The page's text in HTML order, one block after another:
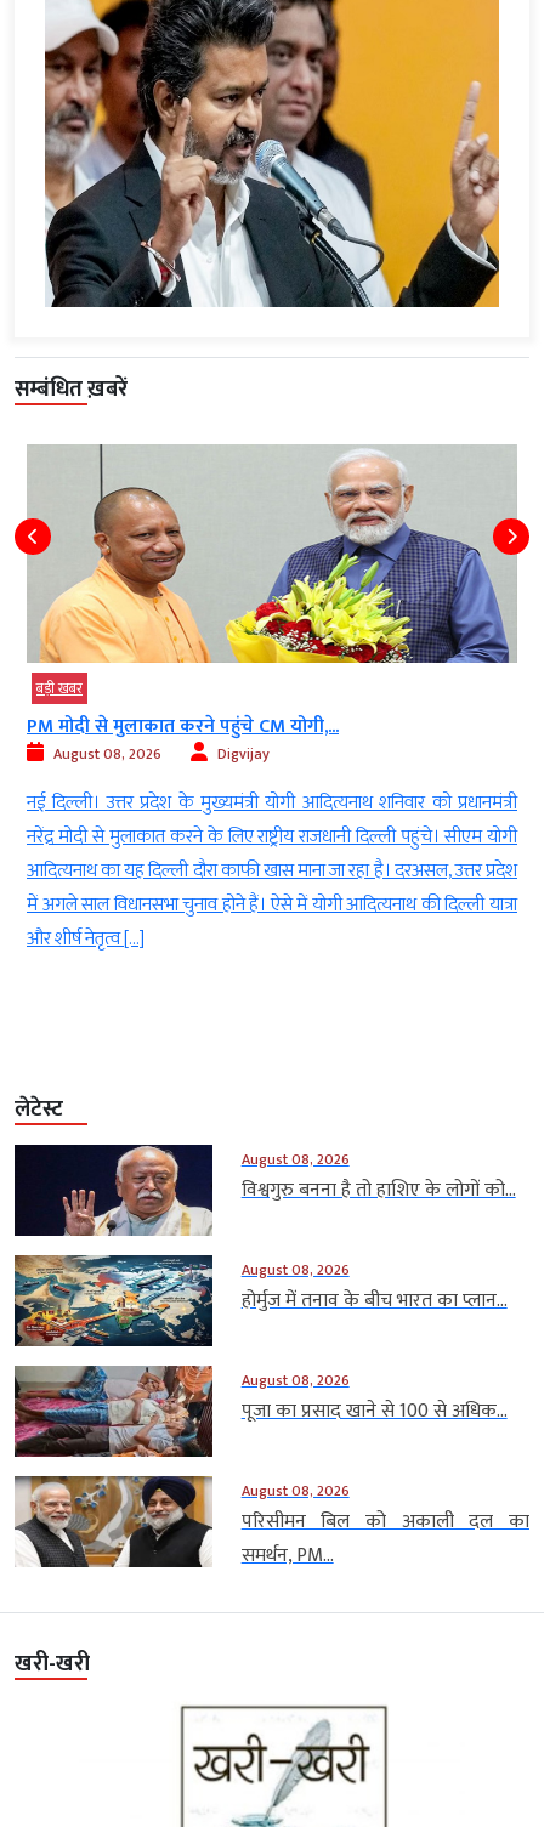
सम्बंधित ख़बरें
बड़ी खबर
PM मोदी से मुलाकात करने पहुंचे CM योगी,...
August 08, 2026 Digvijay
नई दिल्ली। उत्तर प्रदेश के मुख्यमंत्री योगी आदित्यनाथ शनिवार को प्रधानमंत्री
नरेंद्र मोदी से मुलाकात करने के लिए राष्ट्रीय राजधानी दिल्ली पहुंचे। सीएम योगी
आदित्यनाथ का यह दिल्ली दौरा काफी खास माना जा रहा है। दरअसल, उत्तर प्रदेश
में अगले साल विधानसभा चुनाव होने हैं। ऐसे में योगी आदित्यनाथ की दिल्ली यात्रा
और शीर्ष नेतृत्व […]
लेटेस्ट
August 08, 2026
विश्वगुरु बनना है तो हाशिए के लोगों को...
August 08, 2026
होर्मुज में तनाव के बीच भारत का प्लान...
August 08, 2026
पूजा का प्रसाद खाने से 100 से अधिक...
August 08, 2026
परिसीमन बिल को अकाली दल का
समर्थन, PM...
खरी-खरी